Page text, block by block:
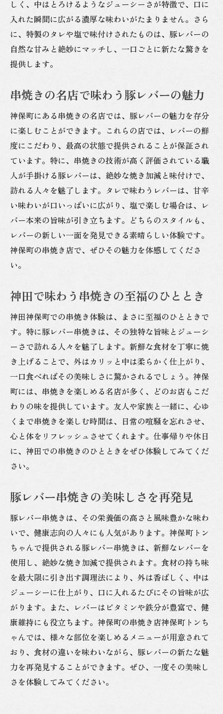
しく、中はとろけるようなジューシーさが特徴で、口に
入れた瞬間に広がる濃厚な味わいがたまりません。さら
に、特製のタレや塩で味付けされたものは、豚レバーの
自然な甘みと絶妙にマッチし、一口ごとに新たな驚きを
提供します。
串焼きの名店で味わう豚レバーの魅力
神保町にある串焼きの名店では、豚レバーの魅力を存分
に楽しむことができます。これらの店では、レバーの鮮
度にこだわり、最高の状態で提供されることが保証され
ています。特に、串焼きの技術が高く評価されている職
人が手掛ける豚レバーは、絶妙な焼き加減と味付けで、
訪れる人々を魅了します。タレで味わうレバーは、甘辛
い味わいが口いっぱいに広がり、塩で楽しむ場合は、レ
バー本来の旨味が引き立ちます。どちらのスタイルも、
レバーの新しい一面を発見できる素晴らしい体験です。
神保町の串焼き店で、ぜひその魅力を体感してくださ
い。
神田で味わう串焼きの至福のひととき
神田神保町での串焼き体験は、まさに至福のひとときで
す。特に豚レバー串焼きは、その独特な旨味とジューシ
ーさで訪れる人々を魅了します。新鮮な食材を丁寧に焼
き上げることで、外はカリッと中は柔らかく仕上がり、
一口食べればその美味しさに驚かされるでしょう。神保
町には、串焼きを楽しめる名店が多く、どのお店もこだ
わりの味を提供しています。友人や家族と一緒に、心ゆ
くまで串焼きを楽しむ時間は、日常の喧騒を忘れさせ、
心と体をリフレッシュさせてくれます。仕事帰りや休日
に、神田での串焼きのひとときをぜひ体験してみてくだ
さい。
豚レバー串焼きの美味しさを再発見
豚レバー串焼きは、その栄養価の高さと風味豊かな味わ
いで、健康志向の人々にも人気があります。神保町トン
ちゃんで提供される豚レバー串焼きは、新鮮なレバーを
使用し、絶妙な焼き加減で提供されます。食材の持ち味
を最大限に引き出す調理法により、外は香ばしく、中は
ジューシーに仕上がり、口に入れるたびにその旨味が広
がります。また、レバーはビタミンや鉄分が豊富で、健
康維持にも役立ちます。神保町の串焼き店神保町トンち
ゃんでは、様々な部位を楽しめるメニューが用意されて
おり、食材の違いを味わいながら、豚レバーの新たな魅
力を再発見することができます。ぜひ、一度その美味し
さを体験してみてください。